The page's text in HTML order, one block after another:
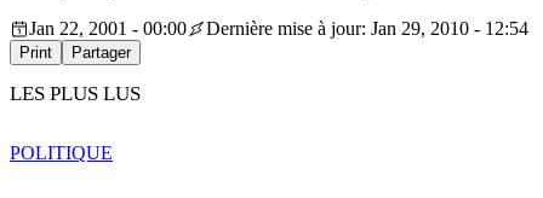
Jan 22, 2001 - 00:00
Dernière mise à jour: Jan 29, 2010 - 12:54
Print Partager
LES PLUS LUS
POLITIQUE